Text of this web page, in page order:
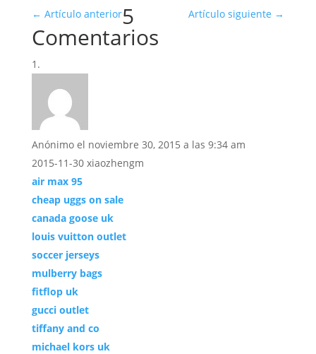
← Artículo anterior Artículo siguiente →
5
Comentarios
Anónimo el noviembre 30, 2015 a las 9:34 am
2015-11-30 xiaozhengm
air max 95
cheap uggs on sale
canada goose uk
louis vuitton outlet
soccer jerseys
mulberry bags
fitflop uk
gucci outlet
tiffany and co
michael kors uk